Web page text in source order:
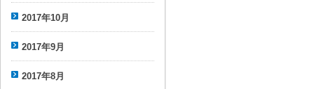
2017年10月
2017年9月
2017年8月